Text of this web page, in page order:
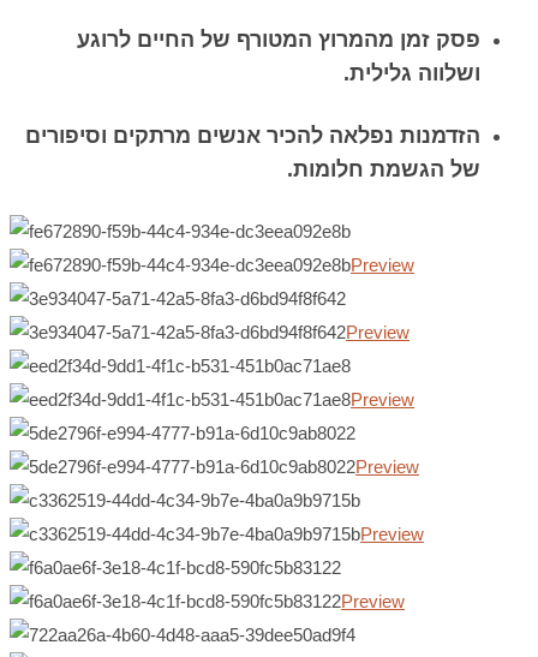
פסק זמן מהמרוץ המטורף של החיים לרוגע
ושלווה גלילית.
הזדמנות נפלאה להכיר אנשים מרתקים וסיפורים
של הגשמת חלומות.
Preview
Preview
Preview
Preview
Preview
Preview